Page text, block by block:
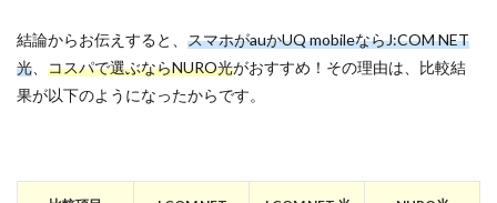
結論からお伝えすると、 スマホがauかUQ mobileならJ:COM NET
光
コスパで選ぶならNURO光がおすすめ！その理由は、比較結
果が以下のようになったからです。